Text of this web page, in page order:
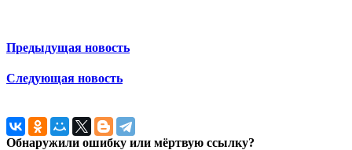
Предыдущая новость
Следующая новость
Обнаружили ошибку или мёртвую ссылку?